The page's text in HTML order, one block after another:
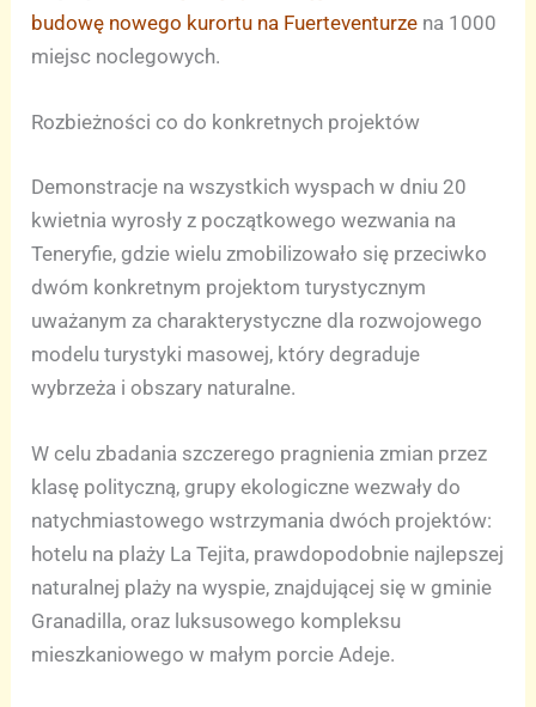
budowę nowego kurortu na Fuerteventurze na 1000
miejsc noclegowych.
Rozbieżności co do konkretnych projektów
Demonstracje na wszystkich wyspach w dniu 20
kwietnia wyrosły z początkowego wezwania na
Teneryfie, gdzie wielu zmobilizowało się przeciwko
dwóm konkretnym projektom turystycznym
uważanym za charakterystyczne dla rozwojowego
modelu turystyki masowej, który degraduje
wybrzeża i obszary naturalne.
W celu zbadania szczerego pragnienia zmian przez
klasę polityczną, grupy ekologiczne wezwały do
natychmiastowego wstrzymania dwóch projektów:
hotelu na plaży La Tejita, prawdopodobnie najlepszej
naturalnej plaży na wyspie, znajdującej się w gminie
Granadilla, oraz luksusowego kompleksu
mieszkaniowego w małym porcie Adeje.